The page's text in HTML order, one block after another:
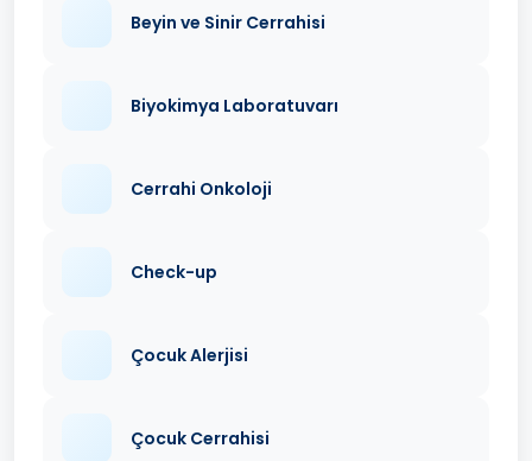
Beyin ve Sinir Cerrahisi
Biyokimya Laboratuvarı
Cerrahi Onkoloji
Check-up
Çocuk Alerjisi
Çocuk Cerrahisi